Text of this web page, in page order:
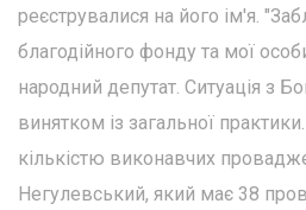
реєструвалися на його ім'я.
благодійного фонду та мої
народний депутат. Ситуація з
винятком із загальної
кількістю виконавчих
Негулевський, який має 38